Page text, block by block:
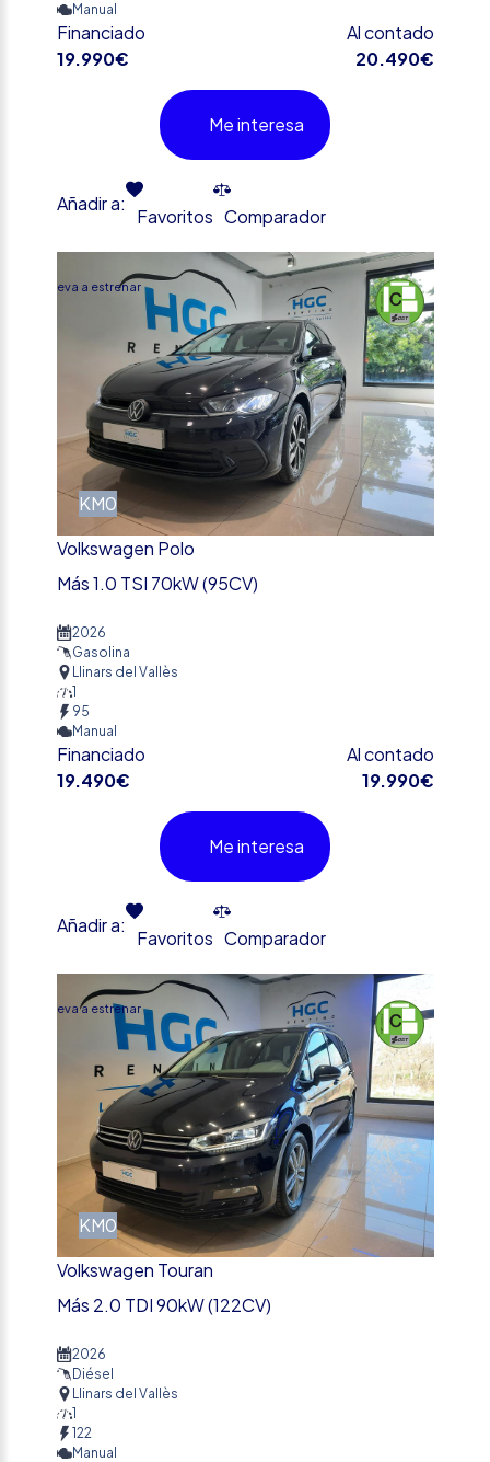
Manual
Financiado
19.990€
Al contado
20.490€
Me interesa
Añadir a:
Favoritos Comparador
KM0
Nueva a estrenar
Volkswagen Polo
Más 1.0 TSI 70kW (95CV)
2026
Gasolina
Llinars del Vallès
1
95
Manual
Financiado
19.490€
Al contado
19.990€
Me interesa
Añadir a:
Favoritos Comparador
KM0
Nueva a estrenar
Volkswagen Touran
Más 2.0 TDI 90kW (122CV)
2026
Diésel
Llinars del Vallès
1
122
Manual